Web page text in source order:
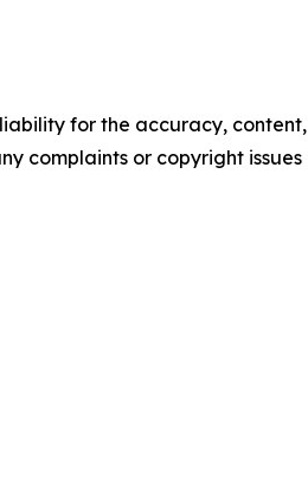
for the accuracy, content,
complaints or copyright issues